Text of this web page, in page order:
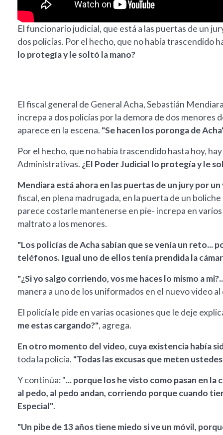
El funcionario judicial, que está a las puertas de un
dos policías. Por el hecho, que no había trascendido
lo protegía y le soltó la mano?
El fiscal general de General Acha, Sebastián
increpa a dos policías por la demora de dos menores
aparece en la escena. "Se hacen los poronga de
Por el hecho, que no había trascendido hasta hoy,
Administrativas. ¿El Poder Judicial lo protegía y le
Mendiara está ahora en las puertas de un jury por
fiscal, en plena madrugada, en la puerta de un
parece costarle mantenerse en pie- increpa en
maltrato a los menores.
"Los policías de Acha sabían que se venía un reto...
teléfonos. Igual uno de ellos tenía prendida la
"¿Si yo salgo corriendo, vos me haces lo mismo a
manera a uno de los uniformados en el nuevo video
El policía le pide en varias ocasiones que le deje
me estas cargando?", agrega.
En otro momento del video, cuya existencia había
toda la policía. "Todas las excusas que meten
Y continúa: "... porque los he visto como pasan en la
al pedo, al pedo andan, corriendo porque cuando
Especial".
"Un pibe de 13 años tiene miedo si ve un móvil,